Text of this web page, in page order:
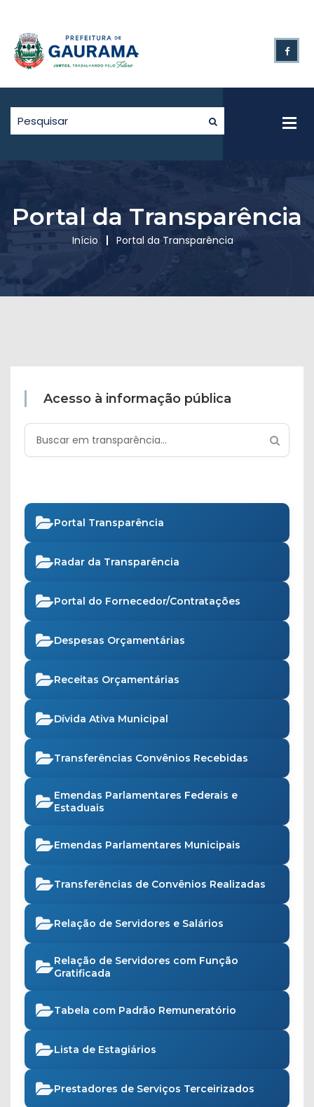
Portal da Transparência
Início Portal da Transparência
Acesso à informação pública
Portal Transparência
Radar da Transparência
Portal do Fornecedor/Contratações
Despesas Orçamentárias
Receitas Orçamentárias
Dívida Ativa Municipal
Transferências Convênios Recebidas
Emendas Parlamentares Federais e
Estaduais
Emendas Parlamentares Municipais
Transferências de Convênios Realizadas
Relação de Servidores e Salários
Relação de Servidores com Função
Gratificada
Tabela com Padrão Remuneratório
Lista de Estagiários
Prestadores de Serviços Terceirizados